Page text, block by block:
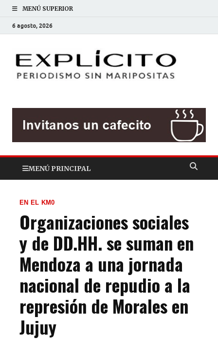
MENÚ SUPERIOR
6 agosto, 2026
MENÚ PRINCIPAL
EN EL KM0
Organizaciones sociales
y de DD.HH. se suman en
Mendoza a una jornada
nacional de repudio a la
represión de Morales en
Jujuy